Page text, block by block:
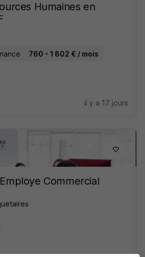
Humaines en
760 - 1 802 € / mois
il y a 17 jours
Commercial